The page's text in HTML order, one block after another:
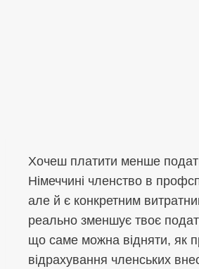
Хочеш платити менше
Німеччині членство в
але й є конкретним
реально зменшує твоє
що саме можна відняти, як
відрахування членських